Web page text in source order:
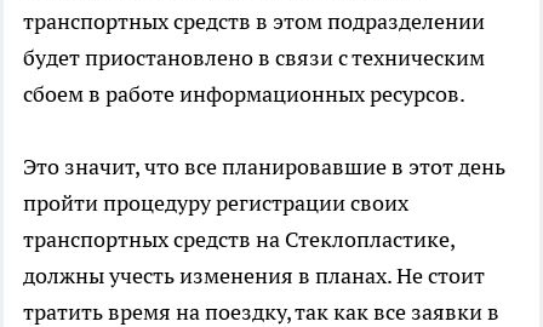
транспортных средств в этом подразделении
будет приостановлено в связи с техническим
сбоем в работе информационных ресурсов.
Это значит, что все планировавшие в этот день
пройти процедуру регистрации своих
транспортных средств на Стеклопластике,
должны учесть изменения в планах. Не стоит
тратить время на поездку, так как все заявки в